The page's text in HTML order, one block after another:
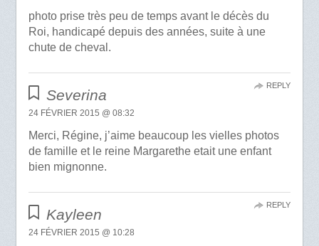
photo prise très peu de temps avant le décès du
Roi, handicapé depuis des années, suite à une
chute de cheval.
Severina
24 FÉVRIER 2015 @ 08:32
Merci, Régine, j’aime beaucoup les vielles photos
de famille et le reine Margarethe etait une enfant
bien mignonne.
REPLY
Kayleen
24 FÉVRIER 2015 @ 10:28
REPLY